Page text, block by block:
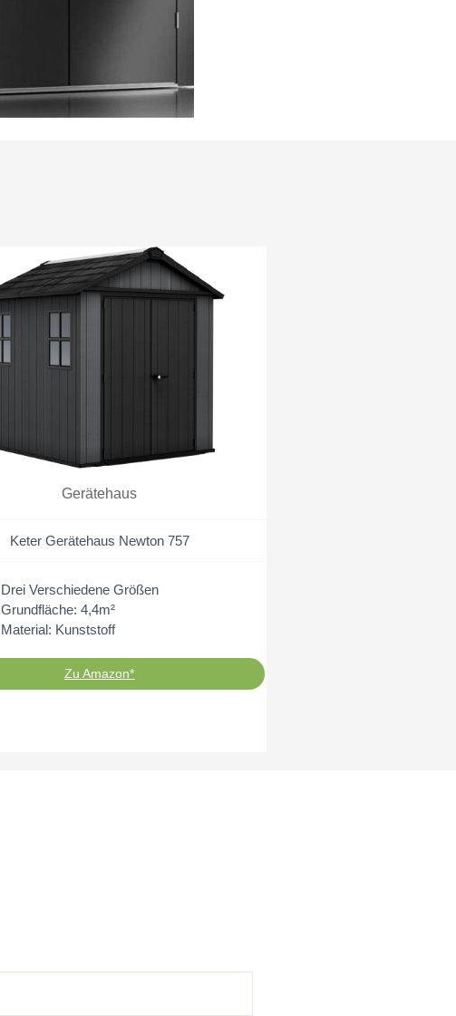
Gerätehaus
Keter Gerätehaus Newton 757
Drei Verschiedene Größen
Grundfläche: 4,4m²
Material: Kunststoff
Zu Amazon*